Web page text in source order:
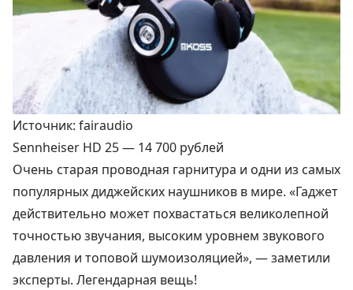
Источник: fairaudio
Sennheiser HD 25 — 14 700 рублей
Очень старая проводная гарнитура и одни из самых
популярных диджейских наушников в мире. «Гаджет
действительно может похвастаться великолепной
точностью звучания, высоким уровнем звукового
давления и топовой шумоизоляцией», — заметили
эксперты. Легендарная вещь!